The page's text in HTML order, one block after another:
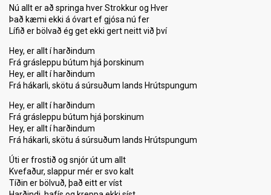
Nú allt er að springa hver Strokkur og Hver
Það kæmi ekki á óvart ef gjósa nú fer
Lífið er bölvað ég get ekki gert neitt við því
Hey, er allt í harðindum
Frá grásleppu bútum hjá þorskinum
Hey, er allt í harðindum
Frá hákarli, skötu á súrsuðum lands Hrútspungum
Hey, er allt í harðindum
Frá grásleppu bútum hjá þorskinum
Hey, er allt í harðindum
Frá hákarli, skötu á súrsuðum lands Hrútspungum
Úti er frostið og snjór út um allt
Kvefaður, slappur mér er svo kalt
Tíðin er bölvuð, það eitt er víst